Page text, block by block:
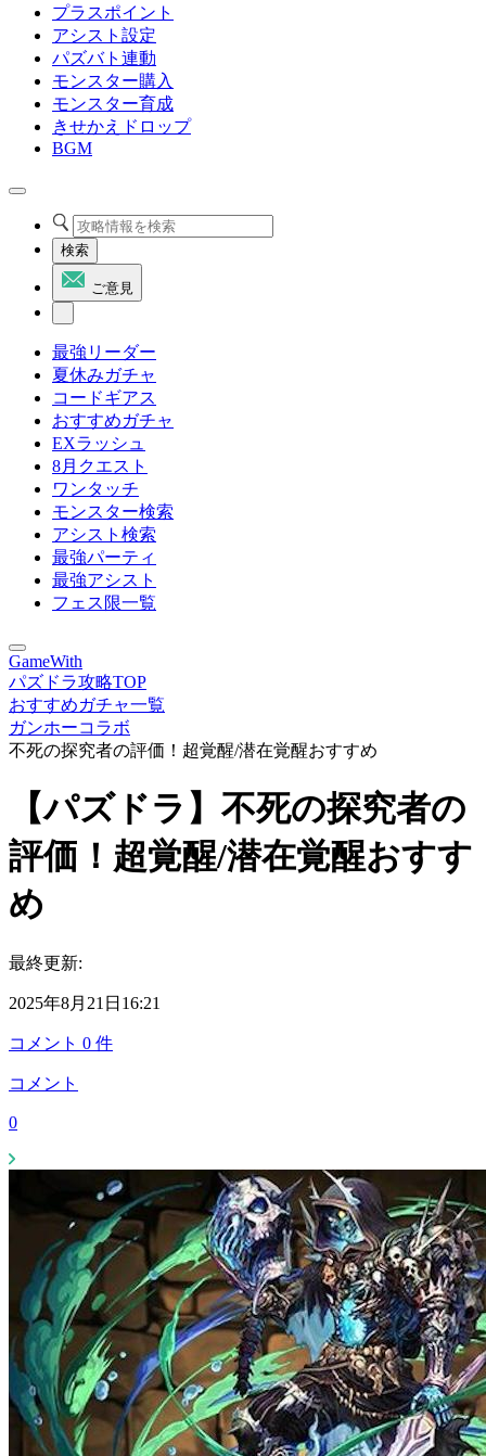
プラスポイント
アシスト設定
パズバト連動
モンスター購入
モンスター育成
きせかえドロップ
BGM
検索
ご意見
最強リーダー
夏休みガチャ
コードギアス
おすすめガチャ
EXラッシュ
8月クエスト
ワンタッチ
モンスター検索
アシスト検索
最強パーティ
最強アシスト
フェス限一覧
GameWith
パズドラ攻略TOP
おすすめガチャ一覧
ガンホーコラボ
不死の探究者の評価！超覚醒/潜在覚醒おすすめ
【パズドラ】不死の探究者の
評価！超覚醒/潜在覚醒おすす
め
最終更新:
2025年8月21日16:21
コメント 0 件
コメント
0